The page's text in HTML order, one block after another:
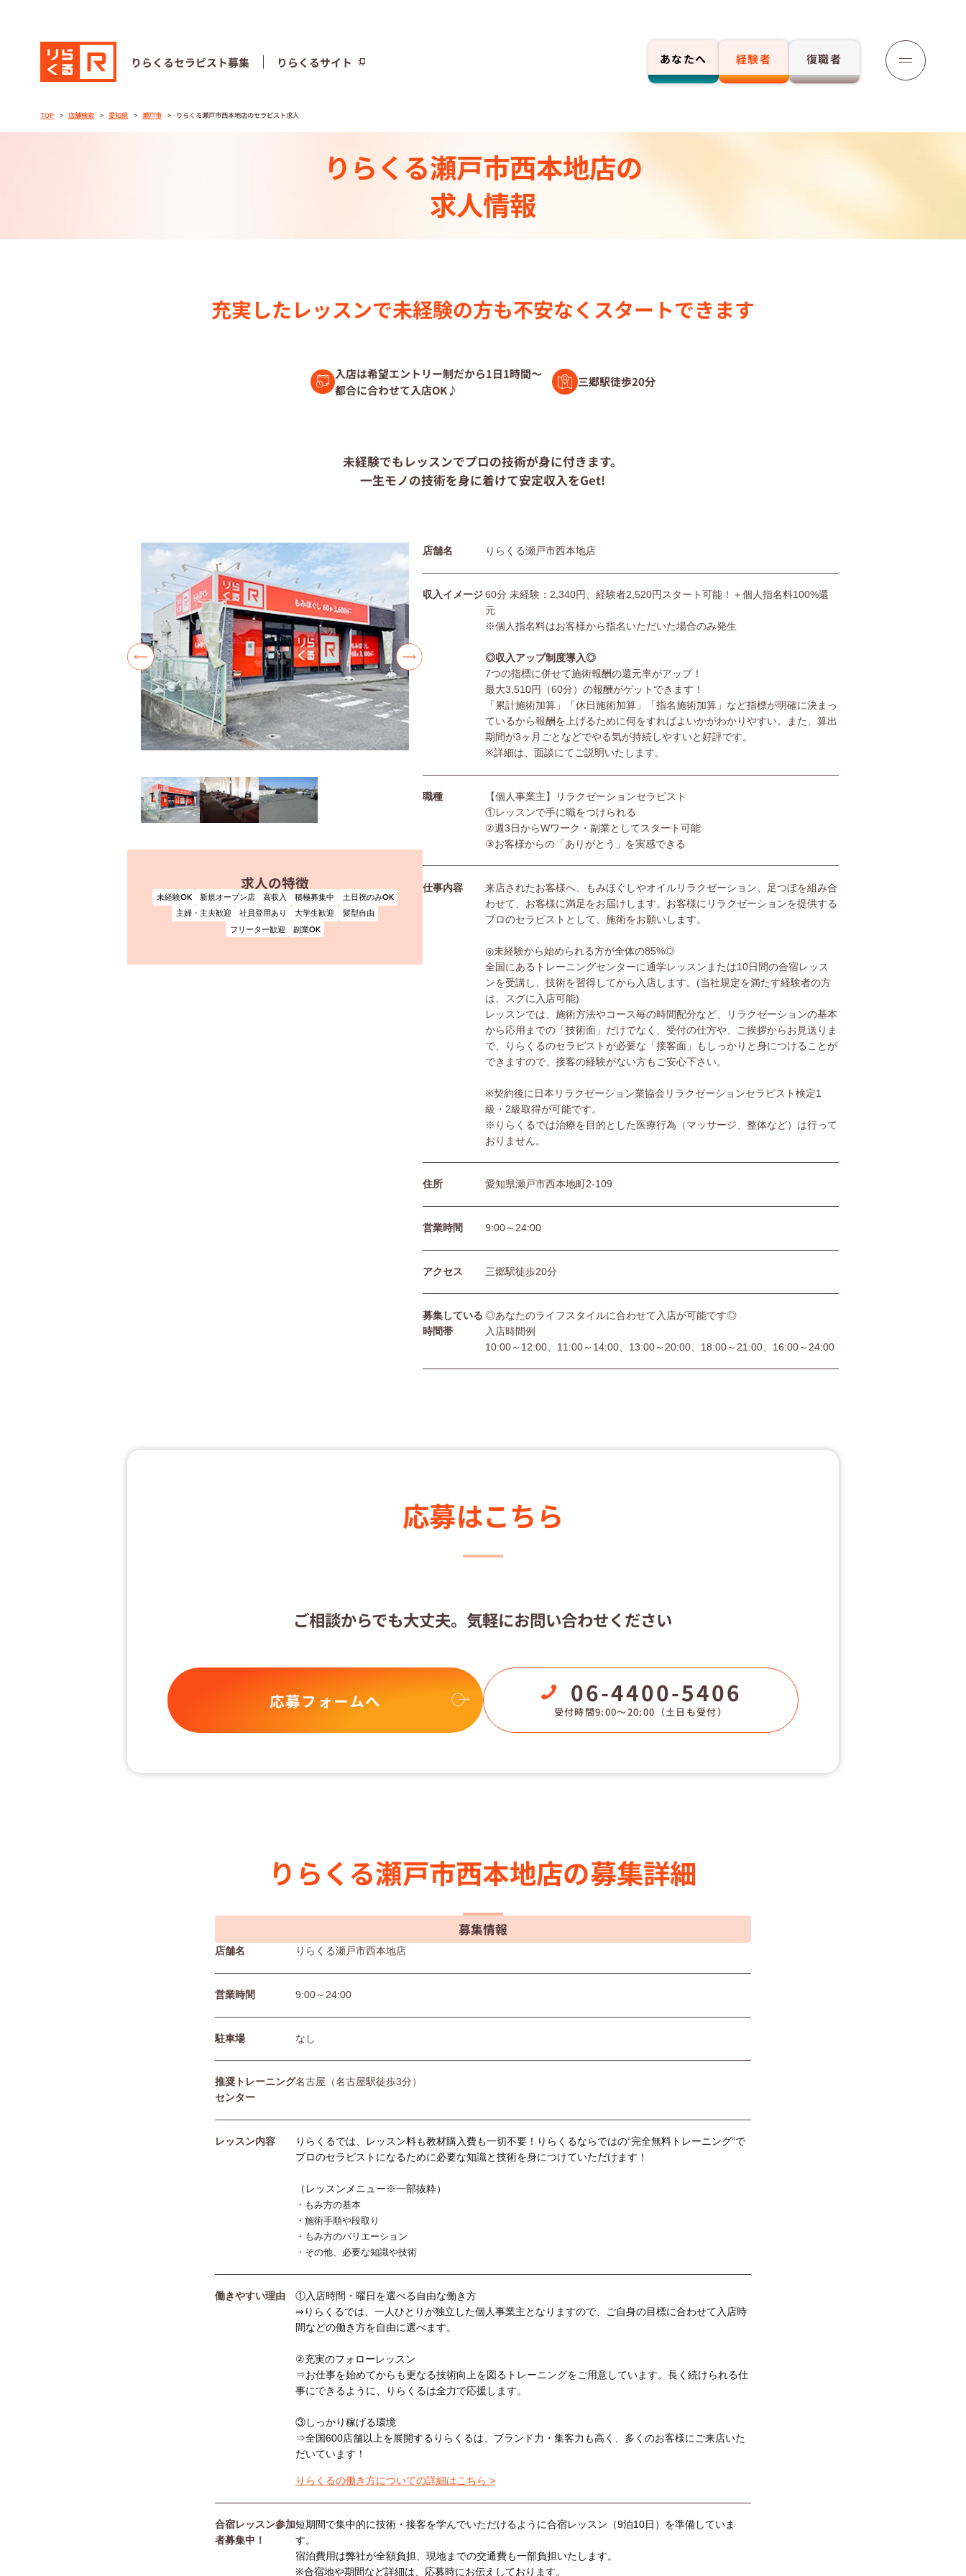
りらくるセラピスト募集 りらくるサイト あなたへ 経験者 復職者
りらくるセラピスト募集 りらくるサイト
セラピストストーリー⼀覧
トレーニング制度
セラピスト募集中の店舗検索
復職セラピスト募集
会社情報 企業団体の皆様へ
利用規約
プライバシーポリシー
サイトマップ
TOP 店舗検索 愛知県 瀬戸市 りらくる瀬戸市西本地店のセラピスト求人
りらくる瀬戸市西本地店の
求人情報
充実したレッスンで未経験の⽅も不安なく スタートできます
入店は希望エントリー制だから1日1時間～
都合に合わせて入店OK♪
三郷駅徒歩20分
未経験でもレッスンでプロの技術が身に付きます。
一生モノの技術を身に着けて安定収入をGet!
求人の特徴
未経験OK 新規オープン店 高収入 積極募集中
土日祝のみOK
主婦・主夫歓迎
社員登用あり 大学生歓迎
髪型自由
フリーター歓迎
副業OK
店舗名 りらくる瀬戸市西本地店
収入イメージ60分 未経験：2,340円、経験者2,520円スタート可能！＋個人指名料100%還
元
※個人指名料はお客様から指名いただいた場合のみ発生
◎収入アップ制度導入◎
7つの指標に併せて施術報酬の還元率がアップ！
最大3,510円（60分）の報酬がゲットできます！
「累計施術加算」「休日施術加算」「指名施術加算」など指標が明確に決まっ
ているから報酬を上げるために何をすればよいかがわかりやすい。また、算出
期間が3ヶ月ごとなどでやる気が持続しやすいと好評です。
※詳細は、面談にてご説明いたします。
職種
【個人事業主】リラクゼーションセラピスト
①レッスンで手に職をつけられる
②週3日からWワーク・副業としてスタート可能
③お客様からの「ありがとう」を実感できる
仕事内容
来店されたお客様へ、もみほぐしやオイルリラクゼーション、足つぼを組み合
わせて、お客様に満足をお届けします。お客様にリラクゼーションを提供する
プロのセラピストとして、施術をお願いします。
◎未経験から始められる方が全体の85%◎
全国にあるトレーニングセンターに通学レッスンまたは10日間の合宿レッス
ンを受講し、技術を習得してから入店します。(当社規定を満たす経験者の方
は、スグに入店可能)
レッスンでは、施術方法やコース毎の時間配分など、リラクゼーションの基本
から応用までの「技術面」だけでなく、受付の仕方や、ご挨拶からお見送りま
で、りらくるのセラピストが必要な「接客面」もしっかりと身につけることが
できますので、接客の経験がない方もご安心下さい。
※契約後に日本リラクゼーション業協会リラクゼーションセラピスト検定1
級・2級取得が可能です。
※りらくるでは治療を目的とした医療行為（マッサージ、整体など）は行って
おりません。
住所 愛知県瀬戸市西本地町2-109
営業時間 9:00～24:00
アクセス 三郷駅徒歩20分
募集している
時間帯
◎あなたのライフスタイルに合わせて入店が可能です◎
入店時間例
10:00～12:00、11:00～14:00、13:00～20:00、18:00～21:00、16:00～24:00
応募はこちら
ご相談からでも大丈夫。気軽にお問い合わせください
応募フォームへ 06-4400-5406
受付時間9:00〜20:00 （土日も受付）
りらくる瀬戸市西本地店の募集詳細
募集情報
店舗名 りらくる瀬戸市西本地店
営業時間 9:00～24:00
駐⾞場 なし
推奨トレーニング
センター
名古屋（名古屋駅徒歩3分）
レッスン内容
りらくるでは、レッスン料も教材購入費も一切不要！りらくるならではの“完全無料トレーニング”で
プロのセラピストになるために必要な知識と技術を身につけていただけます！
（レッスンメニュー※一部抜粋）
・もみ方の基本
・施術手順や段取り
・もみ方のバリエーション
・その他、必要な知識や技術
働きやすい理由
①入店時間・曜日を選べる自由な働き方
⇒りらくるでは、一人ひとりが独立した個人事業主となりますので、ご自身の目標に合わせて入店時
間などの働き方を自由に選べます。
②充実のフォローレッスン
⇒お仕事を始めてからも更なる技術向上を図るトレーニングをご用意しています。長く続けられる仕
事にできるように、りらくるは全力で応援します。
③しっかり稼げる環境
⇒全国600店舗以上を展開するりらくるは、ブランド力・集客力も高く、多くのお客様にご来店いた
だいています！
りらくるの働き方についての詳細はこちら >
合宿レッスン参加
者募集中！
短期間で集中的に技術・接客を学んでいただけるように合宿レッスン（9泊10日）を準備していま
す。
宿泊費用は弊社が全額負担、現地までの交通費も一部負担いたします。
※合宿地や期間など詳細は、応募時にお伝えしております。